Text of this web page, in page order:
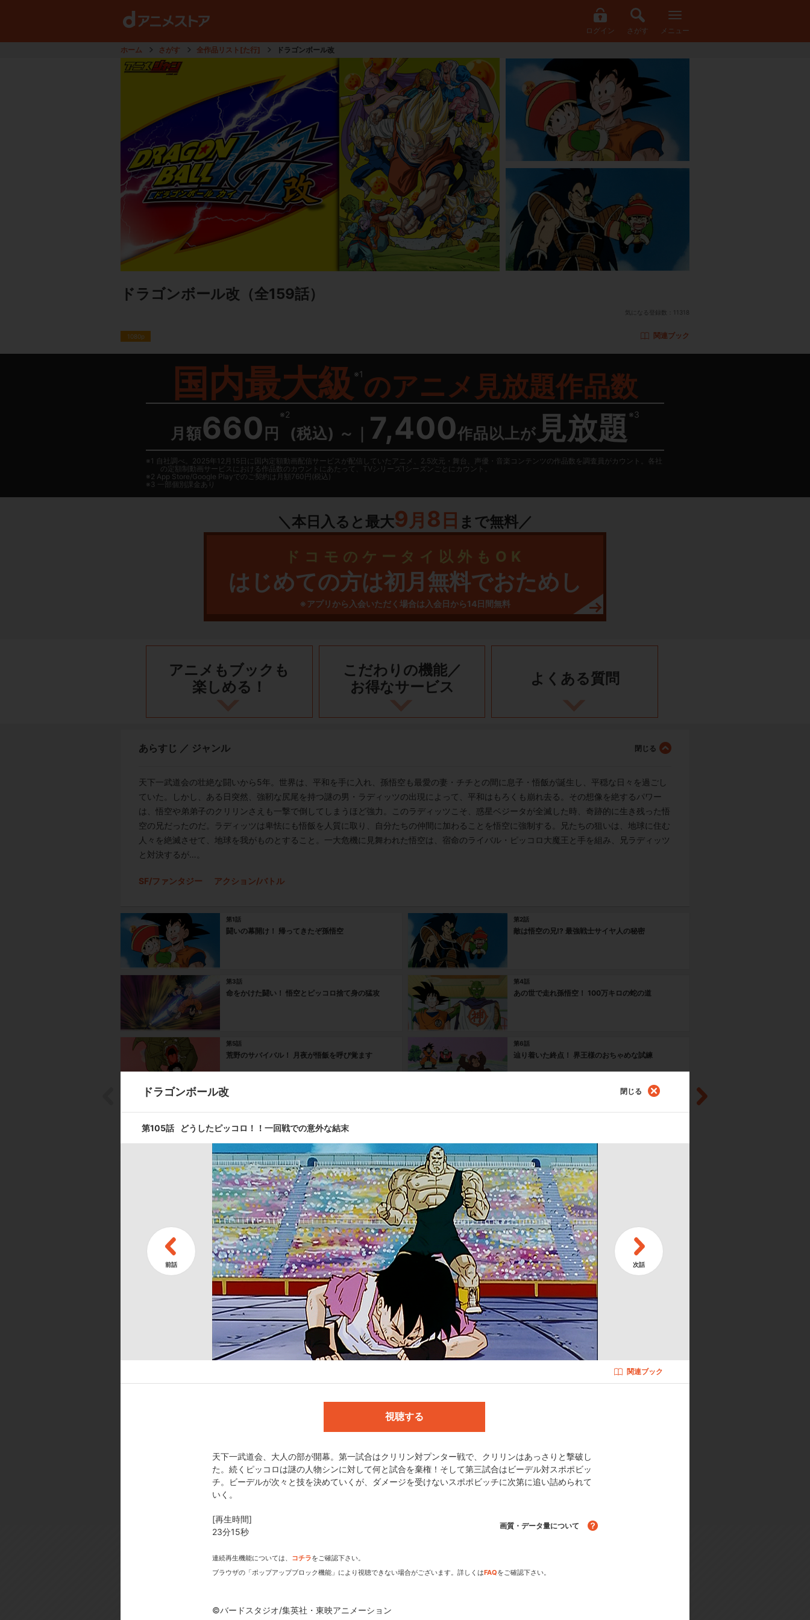
ログイン さがす メニュー
ホーム さがす 全作品リスト[た行] ドラゴンボール改
ドラゴンボール改 （全159話）
気になる登録数： 11318
1080p 関連ブック
国内最大級 ※1 のアニメ見放題作品数
月額660 円
※2
(税込) ～ 7,400作品以上が 見放題 ※3
1 自社調べ。2025年12月15日に国内定額動画配信サービスが配信していたアニメ、2.5次元・舞台、声優・音楽コンテンツの作品数を調査員がカウント。各社
の定額制動画サービスにおける作品数のカウントにあたって、TVシリーズ1シーズンごとにカウント。
2 App Store/Google Playでのご契約は月額760円(税込)
3 一部個別課金あり
＼本日入ると最大9月 8 日 まで無料／
ドコモのケータイ以外もOK
はじめての方は初月無料でおためし
※アプリから入会いただく場合は入会日から14日間無料
アニメもブックも
楽しめる！
こだわりの機能／
お得なサービス
よくある質問
あらすじ ／ ジャンル
天下一武道会の壮絶な闘いから5年。世界は、平和を手に入れ、孫悟空も最愛の妻・チチとの間に息子・悟飯が誕生し、平穏な日々を過ごし
ていた。しかし、ある日突然、強靭な尻尾を持つ謎の男・ラディッツの出現によって、平和はもろくも崩れ去る。その想像を絶するパワー
は、悟空や弟弟子のクリリンさえも一撃で倒してしまうほど強力。このラディッツこそ、惑星ベジータが全滅した時、奇跡的に生き残った悟
空の兄だったのだ。ラディッツは卑怯にも悟飯を人質に取り、自分たちの仲間に加わることを悟空に強制する。兄たちの狙いは、地球に住む
人々を絶滅させて、地球を我がものとすること。一大危機に見舞われた悟空は、宿命のライバル・ピッコロ大魔王と手を組み、兄ラディッツ
と対決するが…。
SF/ファンタジー アクション/バトル
第1話
闘いの幕開け！ 帰ってきたぞ孫悟空
第2話
敵は悟空の兄!? 最強戦士サイヤ人の秘密
第3話
命をかけた闘い！ 悟空とピッコロ捨て身の猛攻
第4話
あの世で走れ孫悟空！ 100万キロの蛇の道
第5話
荒野のサバイバル！ 月夜が悟飯を呼び覚ます
第6話
辿り着いた終点！ 界王様のおちゃめな試練
第9話
ヤムチャ奮闘！ おそるべし栽培マン
第10話
待ってろ餃子！ 天津飯絶叫の気功砲
第11話
間に合うか孫悟空!? 戦闘再開まで3時間
第12話
ピッコロが流した涙…孫悟空怒りの大反撃！
キャスト ／ スタッフ
孫悟空＆孫悟飯:野沢雅子／ブルマ:鶴ひろみ／クリリン:田中真弓／ヤムチャ:古谷徹／餃子:江森浩子／チチ:渡辺菜生子／神様:島田敏／ピッコ
企画:松崎容子、森下孝三／原作:鳥山明／プロデューサー:情野誠人、渡辺和哉、若林 豪／音楽:菊池俊輔／音響監督:長崎行男／製作担当:風間
厚徳／編集:福光伸一、片瀬健太、牧信公／シリーズ構成協力:佐渡和隆、キャラメル・ママ／オープニング・エンディング:山室直儀、長峯達
©バードスタジオ/集英社・東映アニメーション
dアニメストアなら
今期アニメがいち早く見られる！
ドラゴンボール改 閉じる
第105話 どうしたピッコロ！！一回戦での意外な結末
関連ブック
視聴する
天下一武道会、大人の部が開幕。第一試合はクリリン対プンター戦で、クリリンはあっさりと撃破し
た。続くピッコロは謎の人物シンに対して何と試合を棄権！そして第三試合はビーデル対スポポビッ
チ。ビーデルが次々と技を決めていくが、ダメージを受けないスポポビッチに次第に追い詰められて
いく。
[再生時間]
23分15秒
画質・データ量について
連続再生機能については、 コチラをご確認下さい。
ブラウザの「ポップアップブロック機能」により視聴できない場合がございます。詳しくはFAQをご確認下さい。
©バードスタジオ/集英社・東映アニメーション